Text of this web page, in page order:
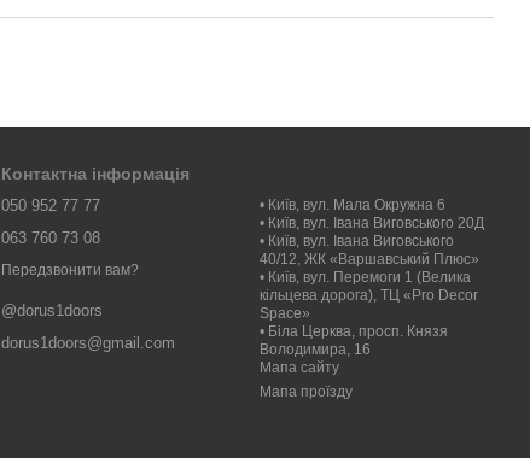
Контактна інформація
050 952 77 77
063 760 73 08
Передзвонити вам?
@dorus1doors
dorus1doors@gmail.com
• Київ, вул. Мала Окружна 6
• Київ, вул. Івана Виговського 20Д
• Київ, вул. Івана Виговського
40/12, ЖК «Варшавський Плюс»
• Київ, вул. Перемоги 1 (Велика
кільцева дорога), ТЦ «Pro Decor
Space»
• Біла Церква, просп. Князя
Володимира, 16
Мапа сайту
Мапа проїзду